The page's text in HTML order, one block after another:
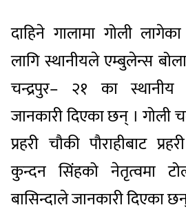
दाहिने गालामा गोली
लागि स्थानीयले एम्बुलेन्स
चन्द्रपुर– २१ का स्थानीय
जानकारी दिएका छन् । गोली
प्रहरी चौकी पौराहीबाट
कुन्दन सिंहको नेतृत्वमा
बासिन्दाले जानकारी दिएका